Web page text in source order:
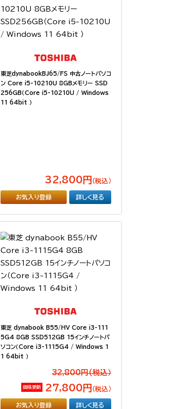
東芝dynabookBJ65/FS 中古ノートパソコ
ン Core i5-10210U 8GBメモリー SSD
256GB（Core i5-10210U / Windows
11 64bit ）
32,800円 （税込）
お気入り登録 詳しく見る
東芝 dynabook B55/HV Core i3-111
5G4 8GB SSD512GB 15インチノートパ
ソコン（Core i3-1115G4 / Windows 1
1 64bit ）
32,800円(税込）
価格更新 27,800円 （税込）
お気入り登録 詳しく見る